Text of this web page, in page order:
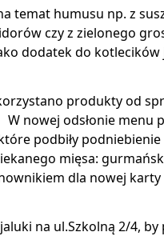
temat humusu np. z
czy z zielonego
dodatek do kotlecików
produkty od
nowej odsłonie menu
podbiły
mięsa:
dla nowej karty
na ul.Szkolną 2/4,